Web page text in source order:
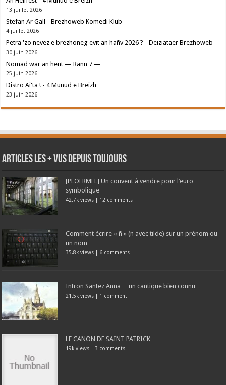
13 juillet 2026
Stefan Ar Gall - Brezhoweb Komedi Klub
4 juillet 2026
Petra 'zo nevez e brezhoneg evit an hañv 2026 ? - Deiziataer Brezhoweb
30 juin 2026
Nomad war an hent — Rann 7 —
25 juin 2026
Distro Ai'ta ! - 4 Munud e Breizh
23 juin 2026
Articles les + vus depuis toujours
[PLOERMEL] Un couvent à vendre pour l’euro
symbolique
42.7k views | 12 comments
Comment écrire « ñ » (n avec tilde) sur un prénom ou
un nom
35.8k views | 6 comments
Intron Santez Anna… un cantique bien connu
21.5k views | 1 comment
LE CANON DE SAINT PATRICK
19k views | 3 comments